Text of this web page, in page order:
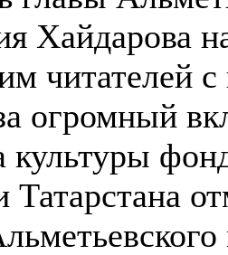
Хайдарова
читателей с
огромный
культуры
Татарстана